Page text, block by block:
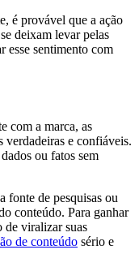
é provável que a ação
deixam levar pelas
esse sentimento com
com a marca, as
verdadeiras e confiáveis.
ou fatos sem
fonte de pesquisas ou
conteúdo. Para ganhar
de viralizar suas
de conteúdo sério e